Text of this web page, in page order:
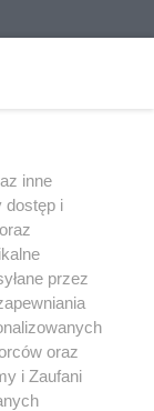
i
sposób (w
polu
w
użycie lub
prawa,
kary i może być
inne
dostęp i
przez
oraz
i Zaufani